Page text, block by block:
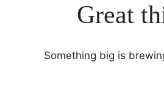
Great
Something big is